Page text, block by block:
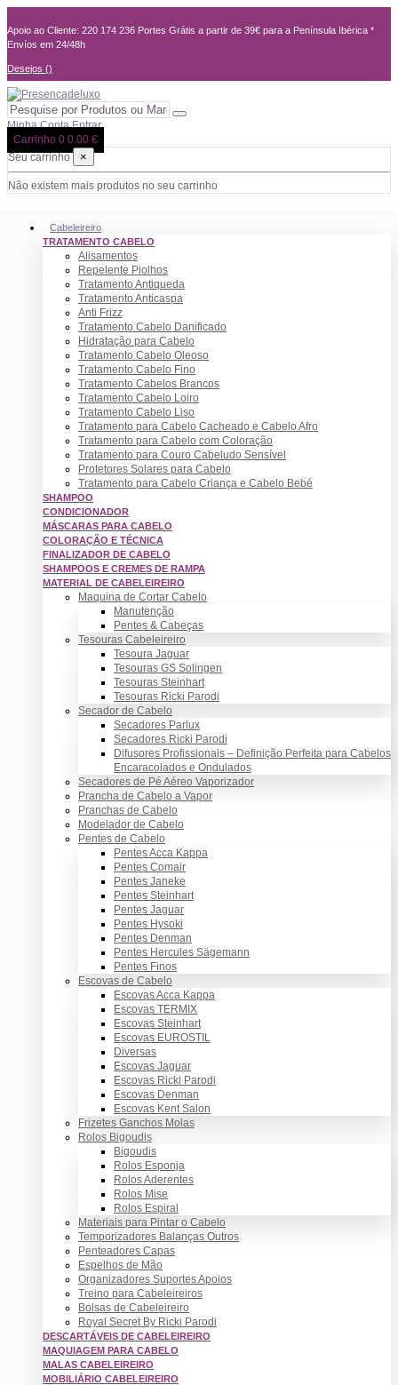
Apoio ao Cliente: 220 174 236 Portes Grátis a partir de 39€ para a Península Ibérica *
Envíos em 24/48h
Desejos ()
Minha Conta Entrar
Carrinho 0 0.00 €
Seu carrinho
×
Não existem mais produtos no seu carrinho
Cabeleireiro
TRATAMENTO CABELO
Alisamentos
Repelente Piolhos
Tratamento Antiqueda
Tratamento Anticaspa
Anti Frizz
Tratamento Cabelo Danificado
Hidratação para Cabelo
Tratamento Cabelo Oleoso
Tratamento Cabelo Fino
Tratamento Cabelos Brancos
Tratamento Cabelo Loiro
Tratamento Cabelo Liso
Tratamento para Cabelo Cacheado e Cabelo Afro
Tratamento para Cabelo com Coloração
Tratamento para Couro Cabeludo Sensível
Protetores Solares para Cabelo
Tratamento para Cabelo Criança e Cabelo Bebé
SHAMPOO
CONDICIONADOR
MÁSCARAS PARA CABELO
COLORAÇÃO E TÉCNICA
FINALIZADOR DE CABELO
SHAMPOOS E CREMES DE RAMPA
MATERIAL DE CABELEIREIRO
Maquina de Cortar Cabelo
Manutenção
Pentes & Cabeças
Tesouras Cabeleireiro
Tesoura Jaguar
Tesouras GS Solingen
Tesouras Steinhart
Tesouras Ricki Parodi
Secador de Cabelo
Secadores Parlux
Secadores Ricki Parodi
Difusores Profissionais – Definição Perfeita para Cabelos
Encaracolados e Ondulados
Secadores de Pé Aéreo Vaporizador
Prancha de Cabelo a Vapor
Pranchas de Cabelo
Modelador de Cabelo
Pentes de Cabelo
Pentes Acca Kappa
Pentes Comair
Pentes Janeke
Pentes Steinhart
Pentes Jaguar
Pentes Hysoki
Pentes Denman
Pentes Hercules Sägemann
Pentes Finos
Escovas de Cabelo
Escovas Acca Kappa
Escovas TERMIX
Escovas Steinhart
Escovas EUROSTIL
Diversas
Escovas Jaguar
Escovas Ricki Parodi
Escovas Denman
Escovas Kent Salon
Frizetes Ganchos Molas
Rolos Bigoudis
Bigoudis
Rolos Esponja
Rolos Aderentes
Rolos Mise
Rolos Espiral
Materiais para Pintar o Cabelo
Temporizadores Balanças Outros
Penteadores Capas
Espelhos de Mão
Organizadores Suportes Apoios
Treino para Cabeleireiros
Bolsas de Cabeleireiro
Royal Secret By Ricki Parodi
DESCARTÁVEIS DE CABELEIREIRO
MAQUIAGEM PARA CABELO
MALAS CABELEIREIRO
MOBILIÁRIO CABELEIREIRO